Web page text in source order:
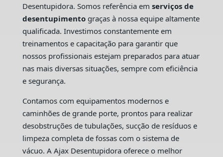
Desentupidora. Somos referência em serviços de
desentupimentograças à nossa equipe altamente
qualificada. Investimos constantemente em
treinamentos e capacitação para garantir que
nossos profissionais estejam preparados para atuar
nas mais diversas situações, sempre com eficiência
e segurança.
Contamos com equipamentos modernos e
caminhões de grande porte, prontos para realizar
desobstruções de tubulações, sucção de resíduos e
limpeza completa de fossas com o sistema de
vácuo. A Ajax Desentupidora oferece o melhor